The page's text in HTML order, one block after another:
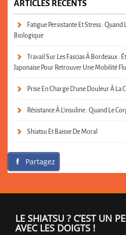
ARTICLES RÉCENTS
Fatigue Persistante Et Stress :
Biologique
Travail Sur Les Fascias À Bordeaux :
Japonaise Pour Retrouver Une Mobilité
Prise En Charge D’une Douleur À La
Résistance À L’insuline : Quand Le
Shiatsu Et Baisse De Moral
Partagez
LE SHIATSU ? C’EST UN
AVEC LES DOIGTS !